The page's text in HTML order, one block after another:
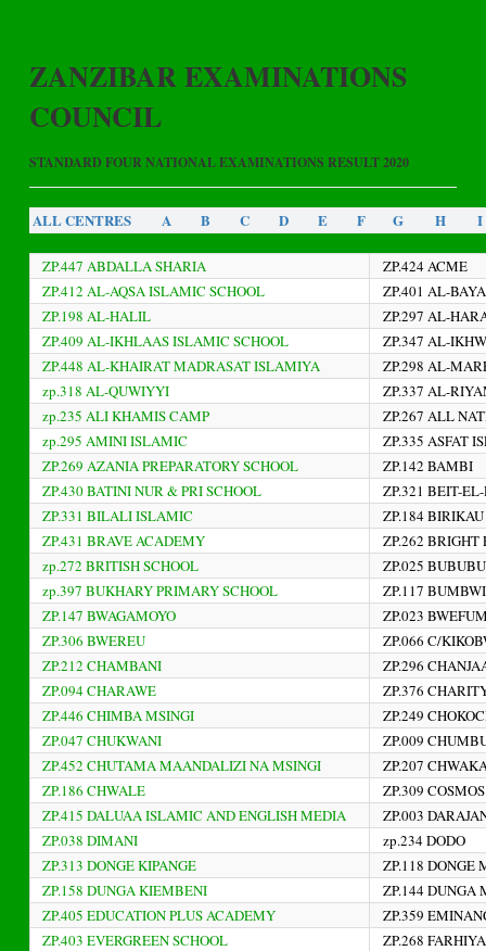
ZANZIBAR EXAMINATIONS
COUNCIL
STANDARD FOUR NATIONAL EXAMINATIONS RESULT 2020
ALL CENTRES A B C D E F G H I
ZP.447 ABDALLA SHARIA
ZP.424 ACME
ZP.412 AL-AQSA ISLAMIC SCHOOL
ZP.401 AL-
ZP.198 AL-HALIL
ZP.297 AL-
ZP.409 AL-IKHLAAS ISLAMIC SCHOOL
ZP.347 AL-
ZP.448 AL-KHAIRAT MADRASAT ISLAMIYA
ZP.298 AL-
zp.318 AL-QUWIYYI
ZP.337 AL-
zp.235 ALI KHAMIS CAMP
ZP.267 ALL
zp.295 AMINI ISLAMIC
ZP.335 ASFAT
ZP.269 AZANIA PREPARATORY SCHOOL
ZP.142 BAMBI
ZP.430 BATINI NUR & PRI SCHOOL
ZP.321 BEIT-
ZP.331 BILALI ISLAMIC
ZP.184 BIRIKAU
ZP.431 BRAVE ACADEMY
ZP.262
zp.272 BRITISH SCHOOL
ZP.025 BUBUBU
zp.397 BUKHARY PRIMARY SCHOOL
ZP.117
ZP.147 BWAGAMOYO
ZP.023
ZP.306 BWEREU
ZP.066 C/
ZP.212 CHAMBANI
ZP.296
ZP.094 CHARAWE
ZP.376
ZP.446 CHIMBA MSINGI
ZP.249
ZP.047 CHUKWANI
ZP.009
ZP.452 CHUTAMA MAANDALIZI NA MSINGI
ZP.207
ZP.186 CHWALE
ZP.309
ZP.415 DALUAA ISLAMIC AND ENGLISH MEDIA
ZP.003
ZP.038 DIMANI
zp.234 DODO
ZP.313 DONGE KIPANGE
ZP.118 DONGE
ZP.158 DUNGA KIEMBENI
ZP.144 DUNGA
ZP.405 EDUCATION PLUS ACADEMY
ZP.359
ZP.403 EVERGREEN SCHOOL
ZP.268 FARHIYA